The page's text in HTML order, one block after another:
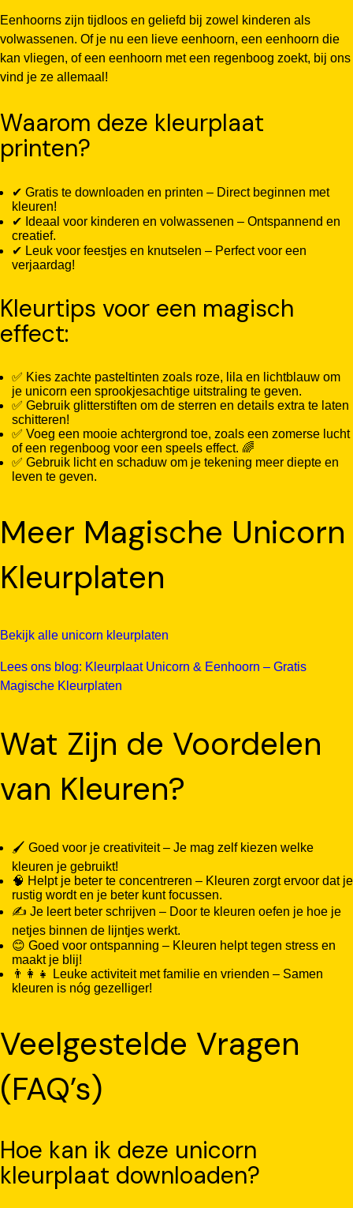
Eenhoorns zijn tijdloos en geliefd bij zowel kinderen als
volwassenen. Of je nu een lieve eenhoorn, een eenhoorn die
kan vliegen, of een eenhoorn met een regenboog zoekt, bij ons
vind je ze allemaal!
Waarom deze kleurplaat
printen?
✔ Gratis te downloaden en printen – Direct beginnen met
kleuren!
✔ Ideaal voor kinderen en volwassenen – Ontspannend en
creatief.
✔ Leuk voor feestjes en knutselen – Perfect voor een
verjaardag!
Kleurtips voor een magisch
effect:
✅ Kies zachte pasteltinten zoals roze, lila en lichtblauw om
je unicorn een sprookjesachtige uitstraling te geven.
✅ Gebruik glitterstiften om de sterren en details extra te laten
schitteren!
✅ Voeg een mooie achtergrond toe, zoals een zomerse lucht
of een regenboog voor een speels effect. 🌈
✅ Gebruik licht en schaduw om je tekening meer diepte en
leven te geven.
Meer Magische Unicorn
Kleurplaten
Bekijk alle unicorn kleurplaten
Lees ons blog: Kleurplaat Unicorn & Eenhoorn – Gratis
Magische Kleurplaten
Wat Zijn de Voordelen
van Kleuren?
🖌️ Goed voor je creativiteit – Je mag zelf kiezen welke
kleuren je gebruikt!
🧠 Helpt je beter te concentreren – Kleuren zorgt ervoor dat je
rustig wordt en je beter kunt focussen.
✍️ Je leert beter schrijven – Door te kleuren oefen je hoe je
netjes binnen de lijntjes werkt.
😊 Goed voor ontspanning – Kleuren helpt tegen stress en
maakt je blij!
👨‍👩‍👧 Leuke activiteit met familie en vrienden – Samen
kleuren is nóg gezelliger!
Veelgestelde Vragen
(FAQ’s)
Hoe kan ik deze unicorn
kleurplaat downloaden?